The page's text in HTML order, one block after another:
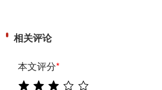
相关评论
本文评分*